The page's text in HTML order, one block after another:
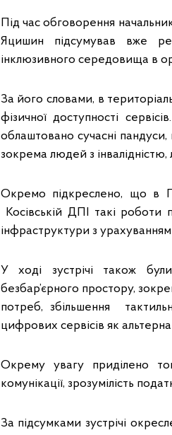
Під час обговорення
Яцишин підсумував вже
інклюзивного середовища в
За його словами, в
фізичної доступності
облаштовано сучасні пандуси,
зокрема людей з інвалідністю,
Окремо підкреслено, що в
Косівській ДПІ такі
інфраструктури з
У ході зустрічі також
безбар’єрного простору,
потреб, збільшення
цифрових сервісів як
Окрему увагу приділено
комунікації, зрозумілість
За підсумками зустрічі